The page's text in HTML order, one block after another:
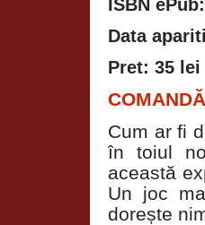
ISBN
Data
Pret: 35 lei
Cum ar fi
în toiul
această
Un joc
dorește